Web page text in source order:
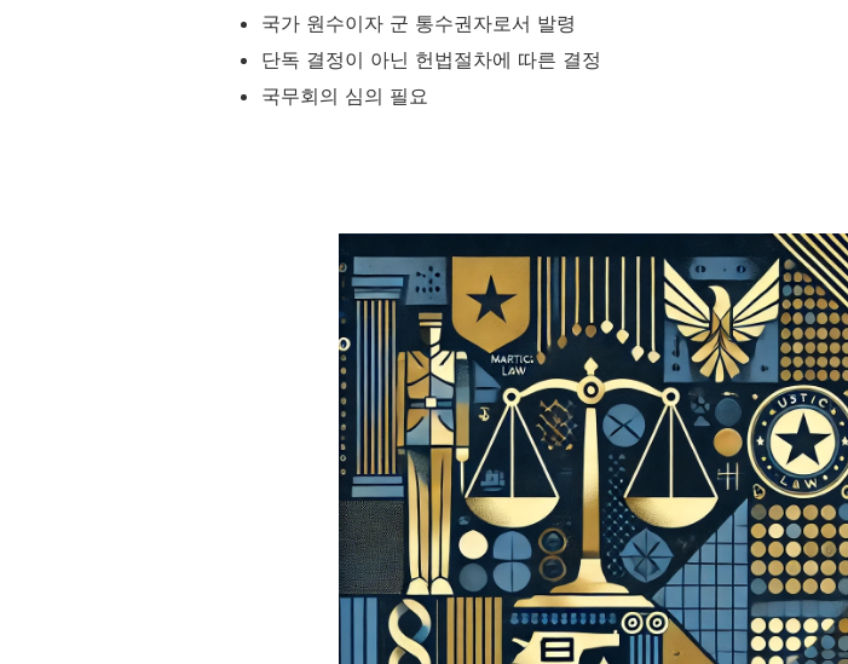
국가 원수이자 군 통수권자로서 발령
단독 결정이 아닌 헌법절차에 따른 결정
국무회의 심의 필요